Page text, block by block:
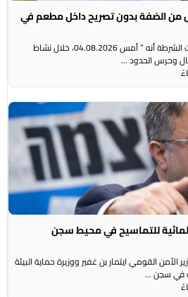
الضفة بدون تصريح داخل مطعم في
راديو الناس – بث مباشر أعلنت الشرطة أنه ” أمس 04.08.2026، خلال نشاط
وحرس الحدود ...
للتماسيح في محيط سجن
القومي ايتمار بن غفير ووزيرة حماية البيئة
في سجن ...